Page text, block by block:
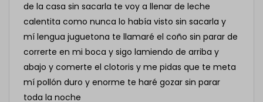
de la casa sin sacarla te voy a llenar de leche
calentita como nunca lo había visto sin sacarla y
mí lengua juguetona te llamaré el coño sin parar de
correrte en mi boca y sigo lamiendo de arriba y
abajo y comerte el clotoris y me pidas que te meta
mí pollón duro y enorme te haré gozar sin parar
toda la noche